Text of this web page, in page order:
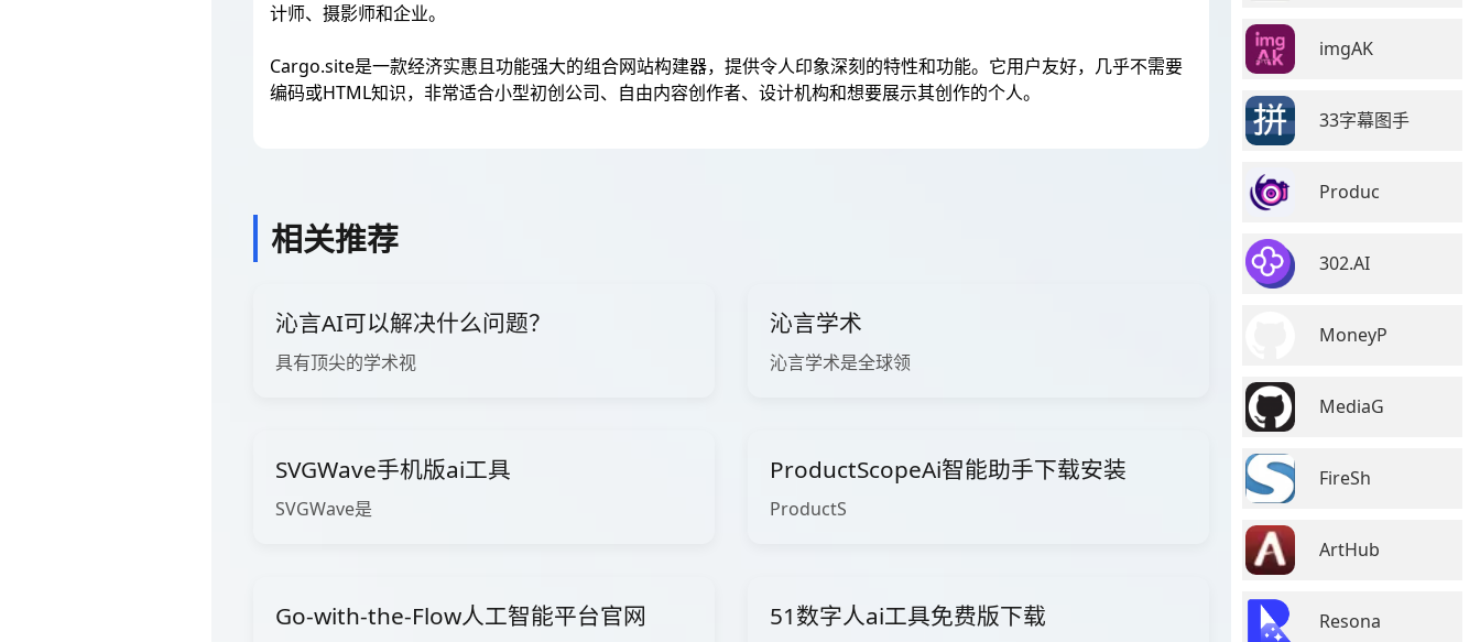
计师、摄影师和企业。
Cargo.site是一款经济实惠且功能强大的组合网站构建器，提供令人印象深刻的特性和功能。它用户友好，几乎不需要
编码或HTML知识，非常适合小型初创公司、自由内容创作者、设计机构和想要展示其创作的个人。
相关推荐
沁言AI可以解决什么问题？
具有顶尖的学术视
沁言学术
沁言学术是全球领
SVGWave手机版ai工具
SVGWave是
ProductScopeAi智能助手下载安装
ProductS
Go-with-the-Flow人工智能平台官网 51数字人ai工具免费版下载
imgAK
33字幕图手
Produc
302.AI
MoneyP
MediaG
FireSh
ArtHub
Resona